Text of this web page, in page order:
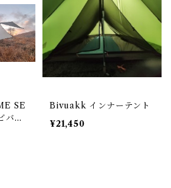
SE
バー
Bivuakk インナーテント
¥21,450